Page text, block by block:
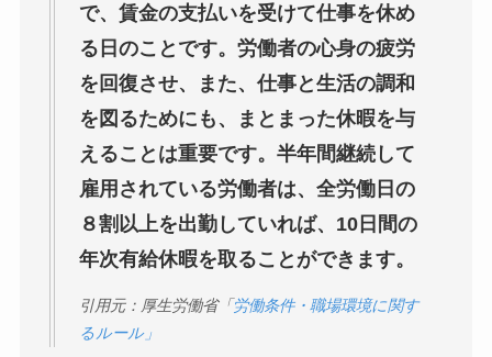
で、賃金の支払いを受けて仕事を休め
る日のことです。労働者の心身の疲労
を回復させ、また、仕事と生活の調和
を図るためにも、まとまった休暇を与
えることは重要です。半年間継続して
雇用されている労働者は、全労働日の
８割以上を出勤していれば、10日間の
年次有給休暇を取ることができます。
引用元：厚生労働省「 労働条件・職場環境に関す
るルール」